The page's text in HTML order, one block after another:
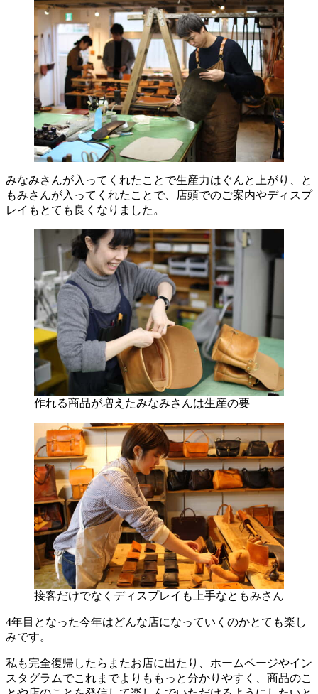
みなみさんが入ってくれたことで生産力はぐんと上がり、と
もみさんが入ってくれたことで、店頭でのご案内やディスプ
レイもとても良くなりました。
作れる商品が増えたみなみさんは生産の要
接客だけでなくディスプレイも上手なともみさん
4年目となった今年はどんな店になっていくのかとても楽し
みです。
私も完全復帰したらまたお店に出たり、ホームページやイン
スタグラムでこれまでよりももっと分かりやすく、商品のこ